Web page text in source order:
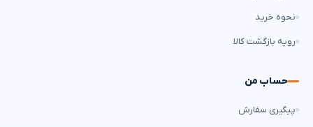
نحوه خرید
رویه بازگشت کالا
حساب من
پیگیری سفارش